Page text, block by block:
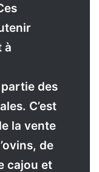
à
des
C’est
la vente
de
cajou et